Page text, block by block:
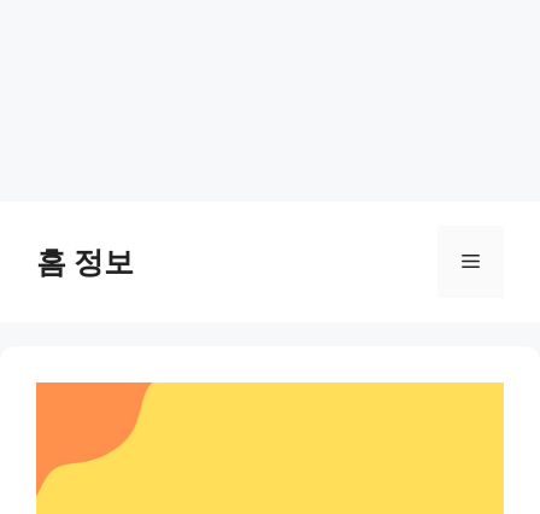
content홈 정보 Menu